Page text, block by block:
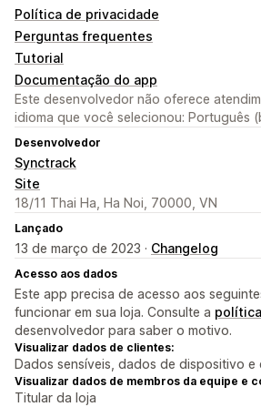
Política de privacidade
Perguntas frequentes
Tutorial
Documentação do app
Este desenvolvedor não oferece
idioma que você selecionou: Português
Desenvolvedor
Synctrack
Site
18/11 Thai Ha, Ha Noi, 70000, VN
Lançado
13 de março de 2023 · Changelog
Acesso aos dados
Este app precisa de acesso aos
funcionar em sua loja. Consulte a
desenvolvedor para saber o motivo.
Visualizar dados de clientes:
Dados sensíveis, dados de dispositivo e
Visualizar dados de membros da equipe e
Titular da loja